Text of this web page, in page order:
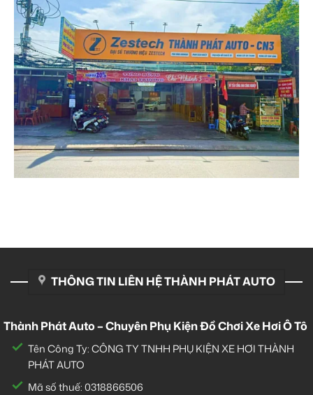
THÔNG TIN LIÊN HỆ THÀNH PHÁT AUTO
Thành Phát Auto – Chuyên Phụ Kiện Đồ Chơi Xe Hơi Ô Tô
Tên Công Ty: CÔNG TY TNHH PHỤ KIỆN XE HƠI THÀNH
PHÁT AUTO
Mã số thuế: 0318866506